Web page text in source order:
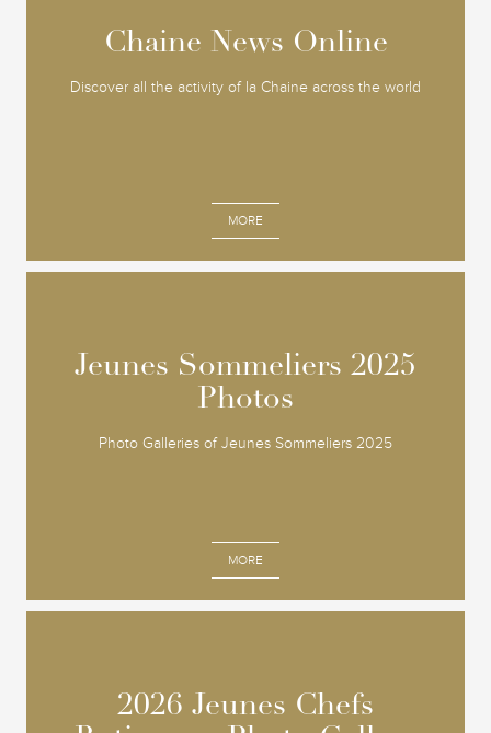
Chaine News Online
Discover all the activity of la Chaine across the world
MORE
Chaine News Online
Jeunes Sommeliers 2025
Photos
Photo Galleries of Jeunes Sommeliers 2025
MORE
Jeunes Sommeliers 2025
Photos
2026 Jeunes Chefs
2026 Jeunes Chefs